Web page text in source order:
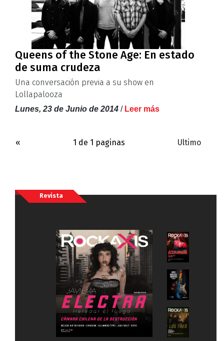
Queens of the Stone Age: En estado
de suma crudeza
Una conversación previa a su show en
Lollapalooza
Lunes, 23 de Junio de 2014 / Leer más
« 1 de 1 paginas Ultimo
Revista